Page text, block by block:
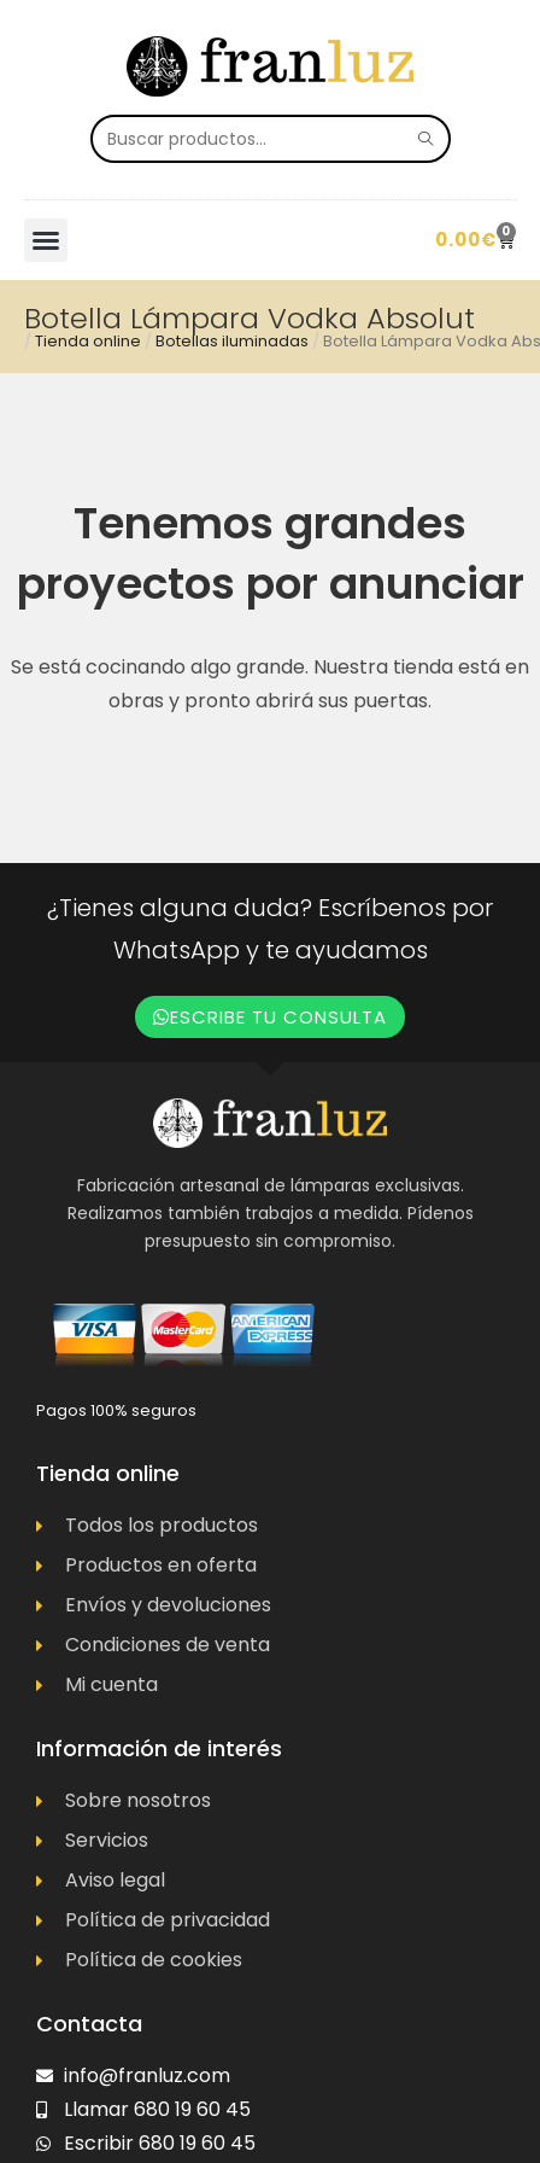
0.00€ 0
Botella Lámpara Vodka Absolut
/ Tienda online / Botellas iluminadas / Botella Lámpara Vodka
Tenemos grandes
proyectos por anunciar
Se está cocinando algo grande. Nuestra tienda está en
obras y pronto abrirá sus puertas.
¿Tienes alguna duda? Escríbenos por
WhatsApp y te ayudamos
ESCRIBE TU CONSULTA
Fabricación artesanal de lámparas exclusivas.
Realizamos también trabajos a medida. Pídenos
presupuesto sin compromiso.
Pagos 100% seguros
Tienda online
Todos los productos
Productos en oferta
Envíos y devoluciones
Condiciones de venta
Mi cuenta
Información de interés
Sobre nosotros
Servicios
Aviso legal
Política de privacidad
Política de cookies
Contacta
info@franluz.com
Llamar 680 19 60 45
Escribir 680 19 60 45